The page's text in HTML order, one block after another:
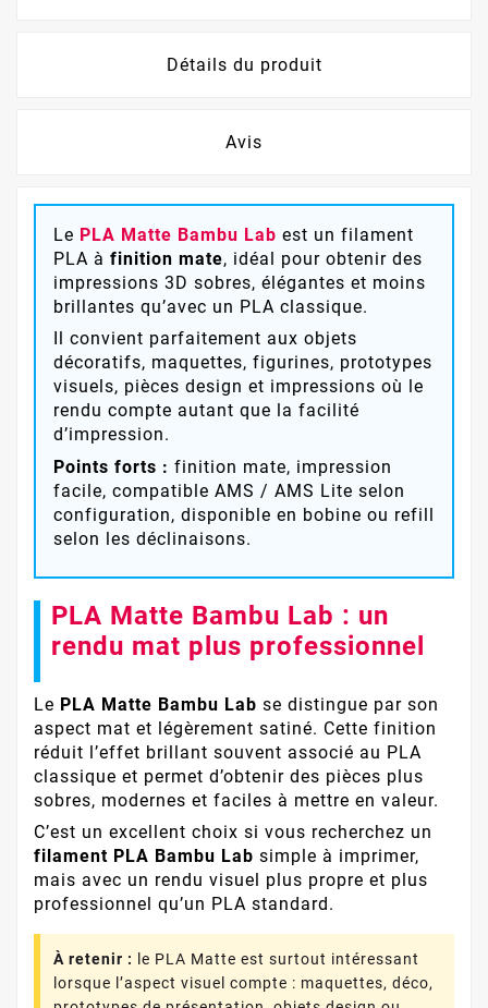
Détails du produit
Avis
Le PLA Matte Bambu Lab est un filament
PLA à finition mate, idéal pour obtenir des
impressions 3D sobres, élégantes et moins
brillantes qu’avec un PLA classique.
Il convient parfaitement aux objets
décoratifs, maquettes, figurines, prototypes
visuels, pièces design et impressions où le
rendu compte autant que la facilité
d’impression.
Points forts : finition mate, impression
facile, compatible AMS / AMS Lite selon
configuration, disponible en bobine ou refill
selon les déclinaisons.
PLA Matte Bambu Lab : un
rendu mat plus professionnel
Le PLA Matte Bambu Lab se distingue par son
aspect mat et légèrement satiné. Cette finition
réduit l’effet brillant souvent associé au PLA
classique et permet d’obtenir des pièces plus
sobres, modernes et faciles à mettre en valeur.
C’est un excellent choix si vous recherchez un
filament PLA Bambu Lab simple à imprimer,
mais avec un rendu visuel plus propre et plus
professionnel qu’un PLA standard.
À retenir :
le PLA Matte est surtout intéressant
lorsque l’aspect visuel compte : maquettes, déco,